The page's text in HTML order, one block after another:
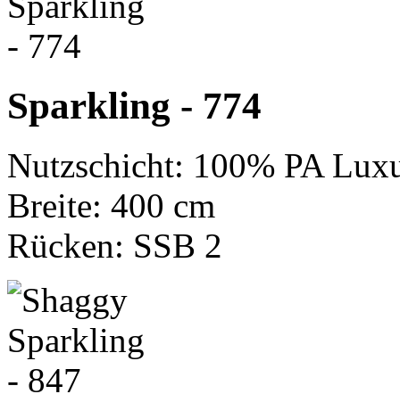
Sparkling - 774
Nutzschicht: 100% PA
Breite: 400 cm
Rücken: SSB 2